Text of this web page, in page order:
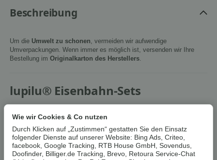
Beschreibung
Um die Umwelt zu schonen, vermeiden wir aufwendige
Umverpackungen. Wenn immer es möglich ist, versenden wir Ihre
Bestellung im Originalkarton des Herstellers.
lupilu® Eisenbahn-Sets
Schienen aus europäischem Buchenholz
Fördert die Kreativität, Fantasie und Feinmotorik
Umfangreiche Ausstattung für viele kreative
Aufbauvarianten
Wie wir Cookies & Co nutzen
Durch Klicken auf „Zustimmen“ gestatten Sie den Einsatz
folgender Dienste auf unserer Website: Bing Ads, Criteo,
facebook, Google Tracking, RTB House GmbH, Sovendus,
Doofinder, Billiger.de Tracking, Brevo, Retoura Service-Chat